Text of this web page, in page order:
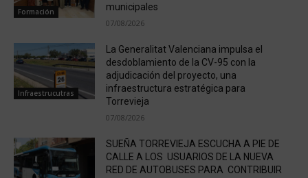
Formación
municipales
07/08/2026
Infraestrucutras
La Generalitat Valenciana impulsa el
desdoblamiento de la CV-95 con la
adjudicación del proyecto, una
infraestructura estratégica para
Torrevieja
07/08/2026
SUEÑA TORREVIEJA ESCUCHA A PIE DE
CALLE A LOS USUARIOS DE LA NUEVA
RED DE AUTOBUSES PARA CONTRIBUIR